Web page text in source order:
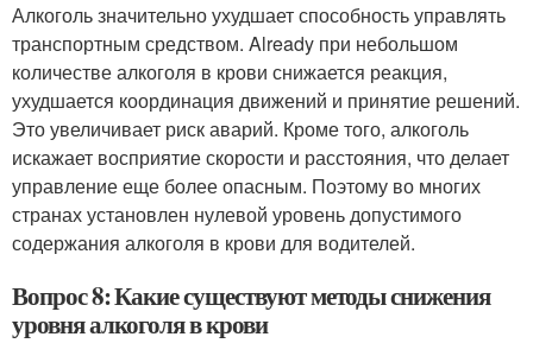
Алкоголь значительно ухудшает способность управлять
транспортным средством. Already при небольшом
количестве алкоголя в крови снижается реакция,
ухудшается координация движений и принятие решений.
Это увеличивает риск аварий. Кроме того, алкоголь
искажает восприятие скорости и расстояния, что делает
управление еще более опасным. Поэтому во многих
странах установлен нулевой уровень допустимого
содержания алкоголя в крови для водителей.
Вопрос 8: Какие существуют методы снижения
уровня алкоголя в крови